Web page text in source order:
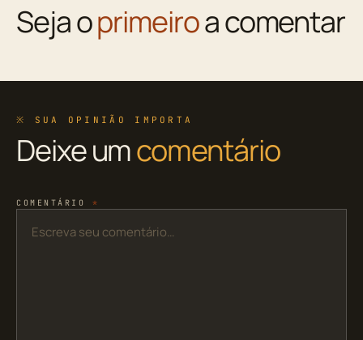
Seja oprimeiroa comentar
※ SUA OPINIÃO IMPORTA
Deixe umcomentário
COMENTÁRIO *